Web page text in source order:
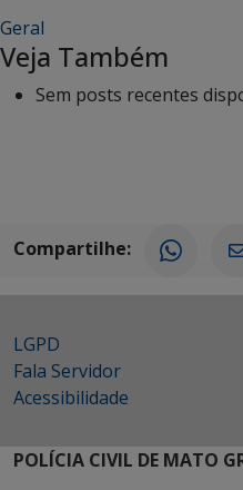
Geral
Veja Também
Sem posts recentes
Compartilhe:
LGPD
Fala Servidor
Acessibilidade
POLÍCIA CIVIL DE MATO